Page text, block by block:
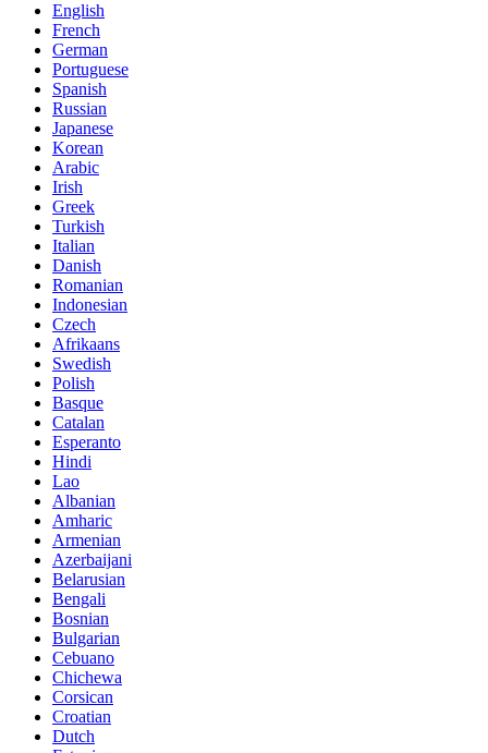
English
French
German
Portuguese
Spanish
Russian
Japanese
Korean
Arabic
Irish
Greek
Turkish
Italian
Danish
Romanian
Indonesian
Czech
Afrikaans
Swedish
Polish
Basque
Catalan
Esperanto
Hindi
Lao
Albanian
Amharic
Armenian
Azerbaijani
Belarusian
Bengali
Bosnian
Bulgarian
Cebuano
Chichewa
Corsican
Croatian
Dutch